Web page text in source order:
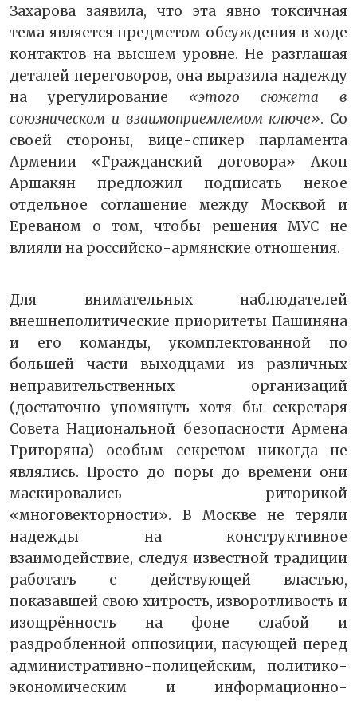
Захарова заявила, что эта явно токсичная
тема является предметом обсуждения в ходе
контактов на высшем уровне. Не разглашая
деталей переговоров, она выразила надежду
на урегулирование «этого сюжета в
союзническом и взаимоприемлемом ключе». Со
своей стороны, вице-спикер парламента
Армении «Гражданский договора» Акоп
Аршакян предложил подписать некое
отдельное соглашение между Москвой и
Ереваном о том, чтобы решения МУС не
влияли на российско-армянские отношения.
Для внимательных наблюдателей
внешнеполитические приоритеты Пашиняна
и его команды, укомплектованной по
большей части выходцами из различных
неправительственных организаций
(достаточно упомянуть хотя бы секретаря
Совета Национальной безопасности Армена
Григоряна) особым секретом никогда не
являлись. Просто до поры до времени они
маскировались риторикой
«многовекторности». В Москве не теряли
надежды на конструктивное
взаимодействие, следуя известной традиции
работать с действующей властью,
показавшей свою хитрость, изворотливость и
изощрённость на фоне слабой и
раздробленной оппозиции, пасующей перед
административно-полицейским, политико-
экономическим и информационно-